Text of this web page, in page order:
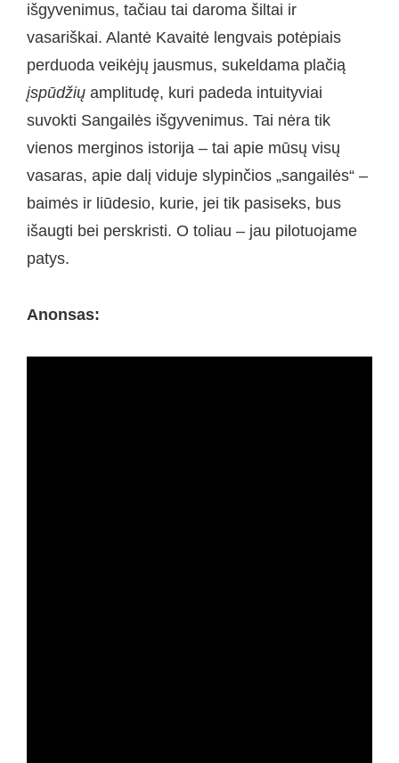
išgyvenimus, tačiau tai daroma šiltai ir
vasariškai. Alantė Kavaitė lengvais potėpiais
perduoda veikėjų jausmus, sukeldama plačią
įspūdžių amplitudę, kuri padeda intuityviai
suvokti Sangailės išgyvenimus. Tai nėra tik
vienos merginos istorija – tai apie mūsų visų
vasaras, apie dalį viduje slypinčios „sangailės“ –
baimės ir liūdesio, kurie, jei tik pasiseks, bus
išaugti bei perskristi. O toliau – jau pilotuojame
patys.
Anonsas: